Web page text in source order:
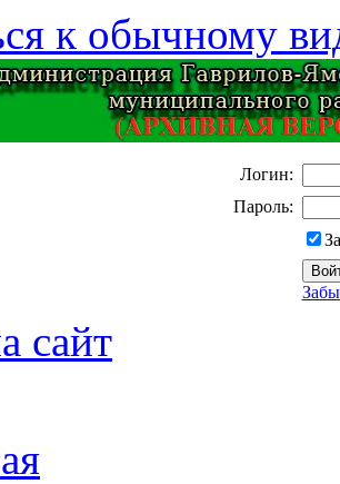
к обычному
Логин:
Пароль:
сайт